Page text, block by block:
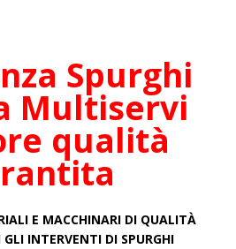
Spurghi
Multiservi
qualità
E MACCHINARI DI QUALITÀ
INTERVENTI DI SPURGHI